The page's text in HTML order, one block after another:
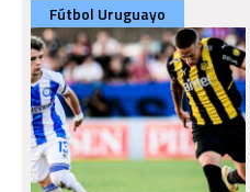
Fútbol Uruguayo